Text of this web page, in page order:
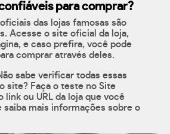
para comprar?
das lojas famosas são
Acesse o site oficial da loja,
e caso prefira, você pode
comprar através deles.
sabe verificar todas essas
site? Faça o teste no Site
link ou URL da loja que você
mais informações sobre o